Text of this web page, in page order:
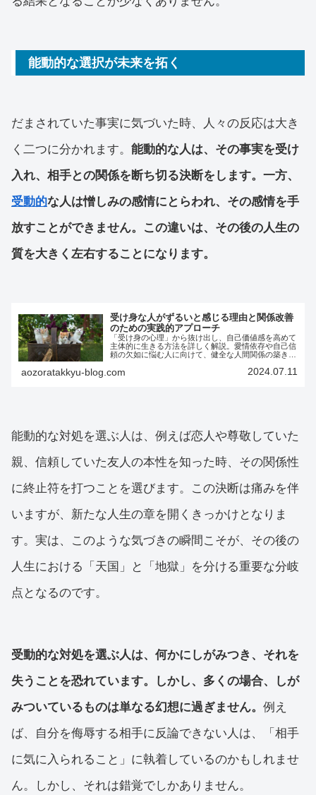
能動的な選択が未来を拓く
だまされていた事実に気づいた時、人々の反応は大き
く二つに分かれます。 能動的な人は、その事実を受け
入れ、相手との関係を断ち切る決断をします。一方、
受動的な人は憎しみの感情にとらわれ、その感情を手
放すことができません。この違いは、その後の人生の
質を大きく左右することになります。
受け身な人がずるいと感じる理由と関係改善
のための実践的アプローチ
「受け身の心理」から抜け出し、自己価値感を高めて
主体的に生きる方法を詳しく解説。愛情依存や自己信
頼の欠如に悩む人に向けて、健全な人間関係の築き方
aozoratakkyu-blog.com 2024.07.11
能動的な対処を選ぶ人は、例えば恋人や尊敬していた
親、信頼していた友人の本性を知った時、その関係性
に終止符を打つことを選びます。この決断は痛みを伴
いますが、新たな人生の章を開くきっかけとなりま
す。実は、このような気づきの瞬間こそが、その後の
人生における「天国」と「地獄」を分ける重要な分岐
点となるのです。
受動的な対処を選ぶ人は、何かにしがみつき、それを
失うことを恐れています。しかし、多くの場合、しが
みついているものは単なる幻想に過ぎません。 例え
ば、自分を侮辱する相手に反論できない人は、「相手
に気に入られること」に執着しているのかもしれませ
ん。しかし、それは錯覚でしかありません。